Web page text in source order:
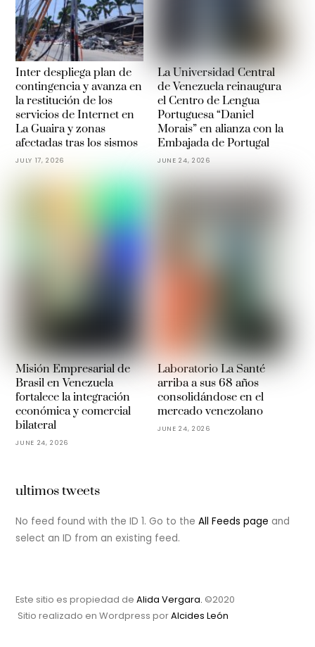
Inter despliega plan de
contingencia y avanza en
la restitución de los
servicios de Internet en
La Guaira y zonas
afectadas tras los sismos
JULY 17, 2026
La Universidad Central
de Venezuela reinaugura
el Centro de Lengua
Portuguesa “Daniel
Morais” en alianza con la
Embajada de Portugal
JUNE 24, 2026
Misión Empresarial de
Brasil en Venezuela
fortalece la integración
económica y comercial
bilateral
JUNE 24, 2026
Laboratorio La Santé
arriba a sus 68 años
consolidándose en el
mercado venezolano
JUNE 24, 2026
ultimos tweets
No feed found with the ID 1. Go to theAll Feeds page and
select an ID from an existing feed.
Este sitio es propiedad deAlida Vergara. ©2020
Sitio realizado en Wordpress porAlcides León